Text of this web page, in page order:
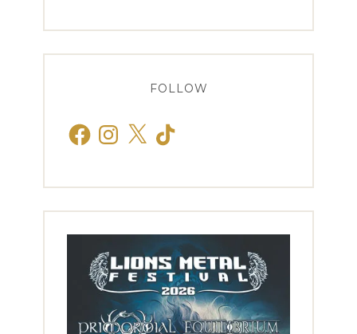
FOLLOW
FacebookInstagram
X TikTok